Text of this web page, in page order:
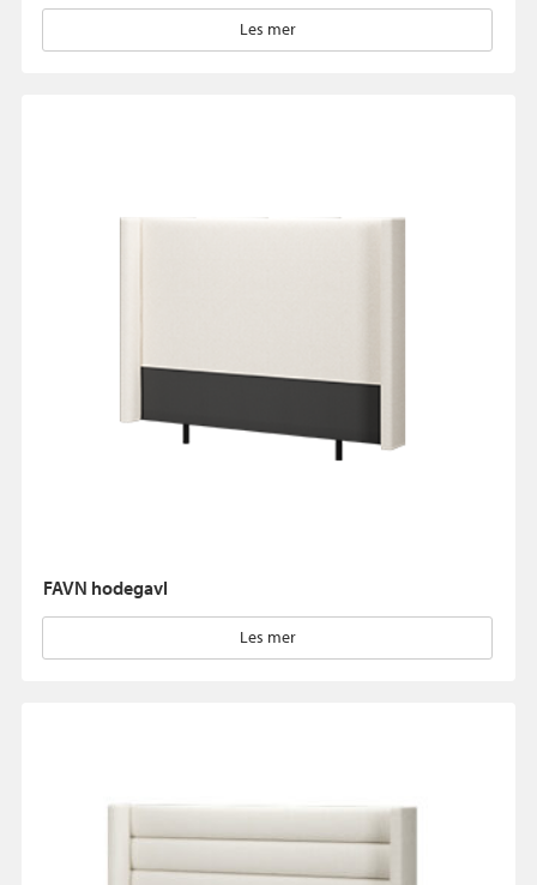
Les mer
FAVN hodegavl
Les mer